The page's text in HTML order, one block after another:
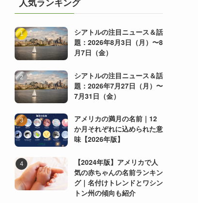
シアトルの注目ニュース＆話
題：2026年8月3日（月）〜8
月7日（金）
シアトルの注目ニュース＆話
題：2026年7月27日（月）〜
7月31日（金）
アメリカの満月の名前｜12
か月それぞれに込められた意
味【2026年版】
【2024年版】アメリカで人
気の赤ちゃんの名前ランキン
グ｜名付けトレンドとワシン
トン州の傾向も紹介